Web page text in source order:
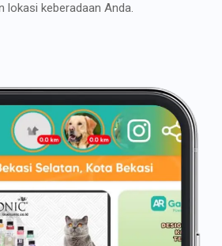
lokasi keberadaan Anda.